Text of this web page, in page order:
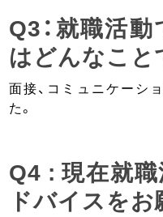
Q3：就職活
はどんなこと
面接、コミュニケーシ
た。
Q4 : 現在就
ドバイスをお